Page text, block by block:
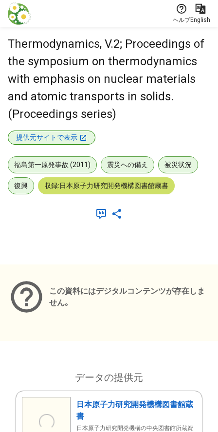
本文に飛ぶ
ヘルプEnglish
Thermodynamics, V.2; Proceedings of
the symposium on thermodynamics
with emphasis on nuclear materials
and atomic transports in solids.
(Proceedings series)
提供元サイトで表示
福島第一原発事故 (2011) 震災への備え 被災状況
復興 収録:日本原子力研究開発機構図書館蔵書
この資料にはデジタルコンテンツが存在しま
せん。
データの提供元
日本原子力研究開発機構図書館蔵
書
日本原子力研究開発機構の中央図書館所蔵資